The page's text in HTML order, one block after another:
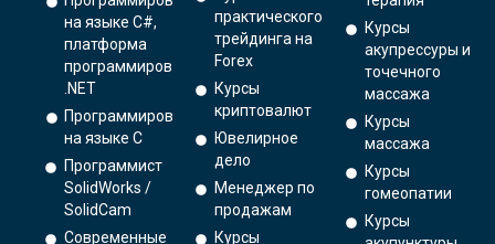
на языке C#,
платформа
программирования
.NET
Программирование
на языке С
Программист
SolidWorks /
SolidCam
Современные
практического
трейдинга на
Forex
Курсы
криптовалют
Ювелирное
дело
Менеджер по
продажам
Курсы
Курсы
акупрессуры и
точечного
массажа
Курсы
массажа
Курсы
гомеопатии
Курсы